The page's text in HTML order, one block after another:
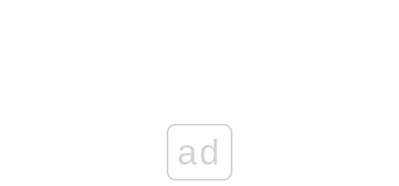
ad